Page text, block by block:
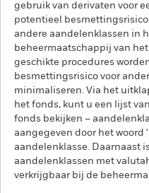
gebruik van derivaten voor
potentieel
andere aandelenklassen in
beheermaatschappij van
geschikte procedures
besmettingsrisico voor
minimaliseren. Via het
het fonds, kunt u een lijst
fonds bekijken –
aangegeven door het woord
aandelenklasse. Daarnaast
aandelenklassen met
verkrijgbaar bij de